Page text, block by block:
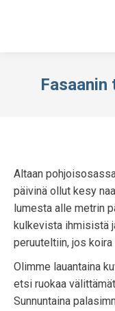
Altaan
päivinä ollut kesy
lumesta alle metrin
kulkevista ihmisistä
peruuteltiin, jos
Olimme lauantaina
etsi ruokaa
Sunnuntaina